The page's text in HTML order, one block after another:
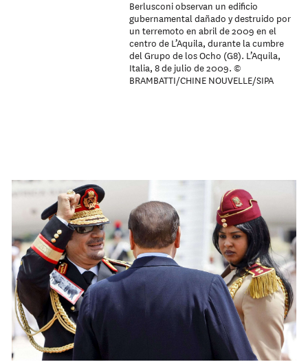
Berlusconi observan un edificio
gubernamental dañado y destruido por
un terremoto en abril de 2009 en el
centro de L’Aquila, durante la cumbre
del Grupo de los Ocho (G8). L’Aquila,
Italia, 8 de julio de 2009. ©
BRAMBATTI/CHINE NOUVELLE/SIPA